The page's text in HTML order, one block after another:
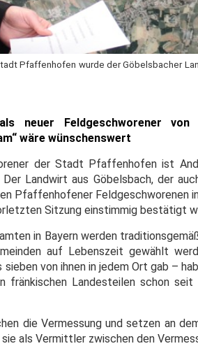
Pfaffenhofen wurde der Göbelsbacher
neuer Feldgeschworener
wäre wünschenswert
der Stadt Pfaffenhofen ist
Landwirt aus Göbelsbach, der
Pfaffenhofener Feldgeschworenen
Sitzung einstimmig bestätigt
in Bayern werden
auf Lebenszeit gewählt
von ihnen in jedem Ort gab –
Landesteilen schon seit
die Vermessung und setzen an
als Vermittler zwischen den